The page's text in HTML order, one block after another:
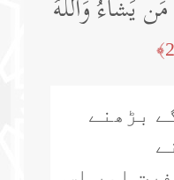
یَشَاۤءُۚ وَٱللَّهُ
بڑھنے